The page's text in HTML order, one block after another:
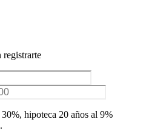
30%, hipoteca 20 años al 9%